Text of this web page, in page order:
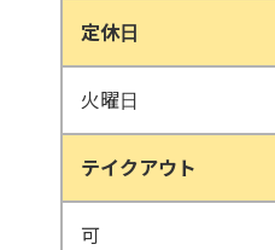
定休日
火曜日
テイクアウト
可